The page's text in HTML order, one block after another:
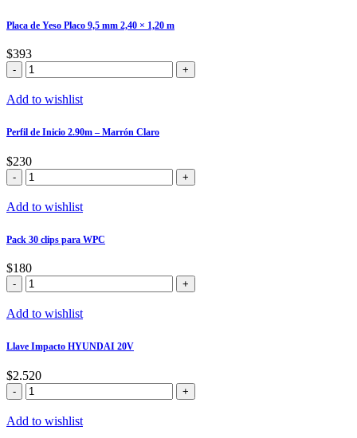
mm
2,40
×
1,20
cantidad
Placa de Yeso Placo 9,5 mm 2,40 × 1,20 m
$393
Placa
de
Yeso
mm
×
1,20
cantidad
Add to wishlist
Perfil de Inicio 2.90m – Marrón Claro
$230
Perfil
de
Inicio
Marrón
Claro
cantidad
Add to wishlist
Pack 30 clips para WPC
$180
Pack
30
clips
cantidad
Add to wishlist
Llave Impacto HYUNDAI 20V
$2.520
Llave
Impacto
HYUNDAI
Add to wishlist